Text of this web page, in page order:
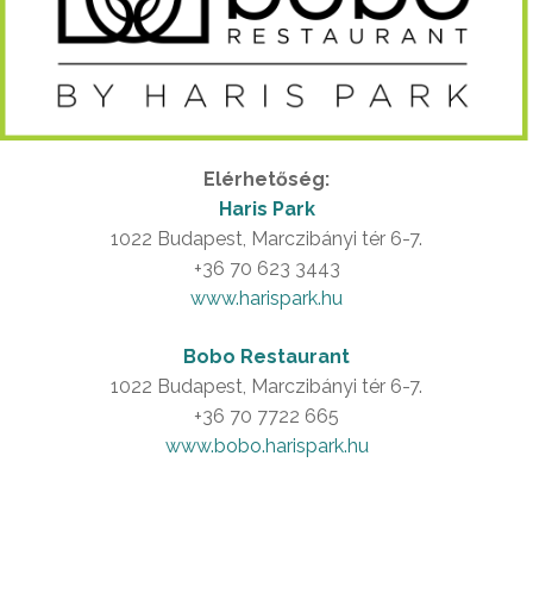
Elérhetőség:
Haris Park
1022 Budapest, Marczibányi tér 6-7.
+36 70 623 3443
www.harispark.hu
Bobo Restaurant
1022 Budapest, Marczibányi tér 6-7.
+36 70 7722 665
www.bobo.harispark.hu